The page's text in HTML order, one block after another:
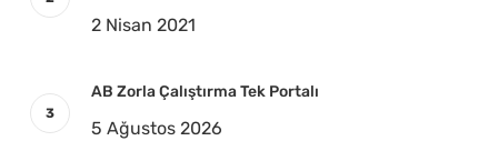
2 Nisan 2021
AB Zorla Çalıştırma Tek Portalı
5 Ağustos 2026